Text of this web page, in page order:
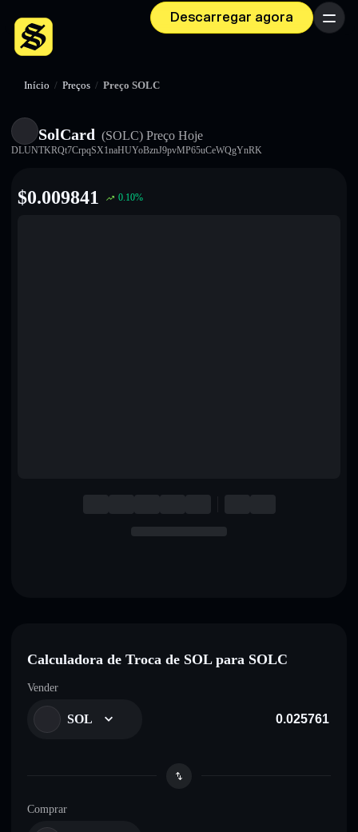
Descarregar agora Menu
Início / Preços / Preço SOLC
SolCard (SOLC) Preço Hoje
DLUNTKRQt7CrpqSX1naHUYoBznJ9pvMP65uCeWQgYnRK
$0.009841 0.10%
Calculadora de Troca de SOL para SOLC
Vender
SOL
Comprar